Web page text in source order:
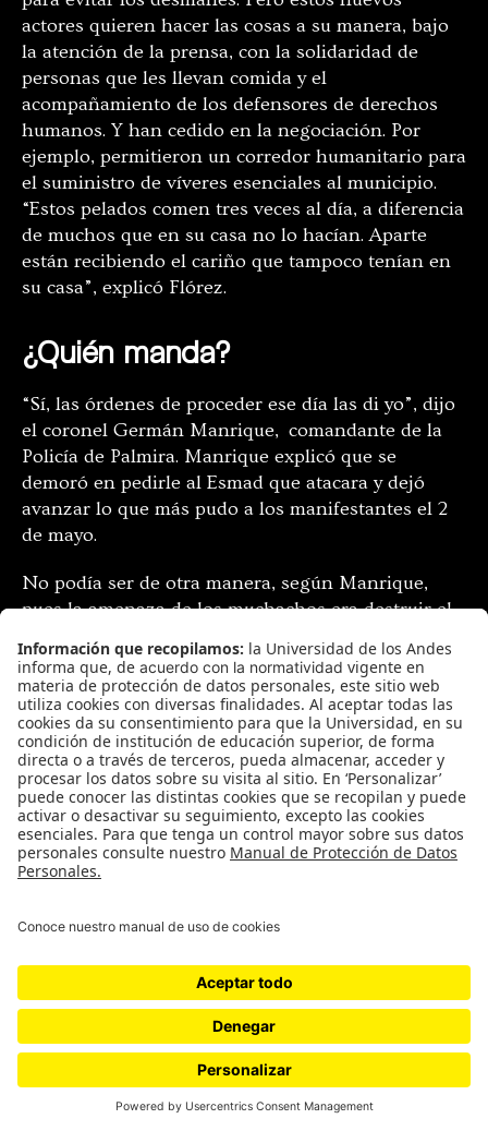
actores quieren hacer las cosas a su manera, bajo
la atención de la prensa, con la solidaridad de
personas que les llevan comida y el
acompañamiento de los defensores de derechos
humanos. Y han cedido en la negociación. Por
ejemplo, permitieron un corredor humanitario para
el suministro de víveres esenciales al municipio.
“Estos pelados comen tres veces al día, a diferencia
de muchos que en su casa no lo hacían. Aparte
están recibiendo el cariño que tampoco tenían en
su casa”, explicó Flórez.
¿Quién manda?
“Sí, las órdenes de proceder ese día las di yo”, dijo
el coronel Germán Manrique, comandante de la
Policía de Palmira. Manrique explicó que se
demoró en pedirle al Esmad que atacara y dejó
avanzar lo que más pudo a los manifestantes el 2
de mayo.
No podía ser de otra manera, según Manrique,
pues la amenaza de los muchachos era destruir el
peaje. Durante los primeros días de las
manifestaciones solo había policías uniformados
con chalecos reflectivos, pero luego enviaron al
Esmad. “Estaban tirando mucha piedra, entonces
decidimos cambiar el esquema”, contó Manrique.
Con toda la fuerza que había disponible, una
sección del Esmad con 22 hombres llegó al sitio.
“Nunca tuvimos más Esmad, porque el resto
estaban en otro lado (en la zona más cercana al
conmigo todos esos días de corrido. Cuatro días
El Comité de Derechos Humanos, en su reporte
sobre la correlación de fuerzas, registró al menos
el doble de policías del Esmad. Juanita asegura que,
además del Esmad, había uniformados de la
policía, los mismos que las metieron a la fuerza a